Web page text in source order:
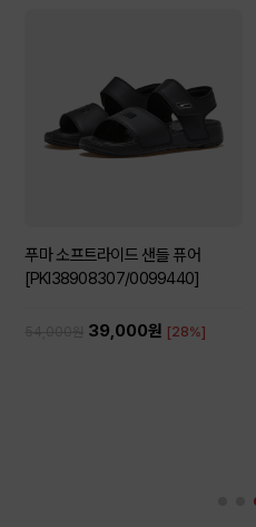
푸마 소프트라이드 샌들 퓨어
[PKI38908307/0099440]
39,000원 [28%]